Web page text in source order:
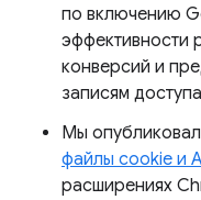
по включению
эффективности
конверсий и
записям
Мы
файлы cookie и
расширениях